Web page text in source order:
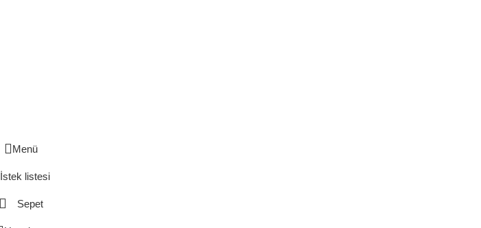
Menü
İstek listesi
Sepet